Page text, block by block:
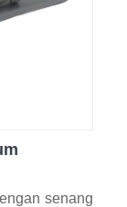
senang